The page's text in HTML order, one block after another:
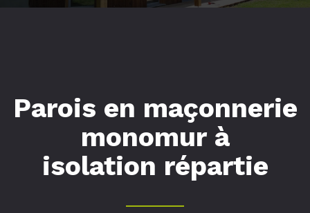
Parois en maçonnerie
monomur à
isolation répartie